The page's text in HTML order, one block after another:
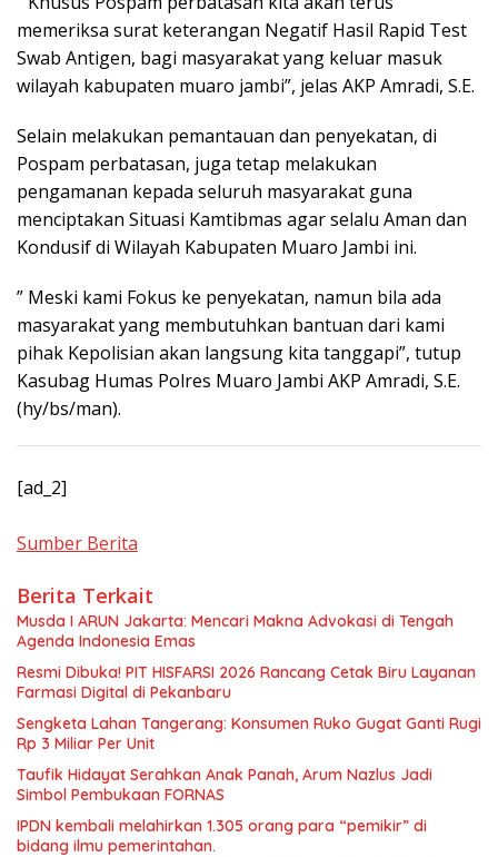
memeriksa surat keterangan Negatif Hasil Rapid Test
Swab Antigen, bagi masyarakat yang keluar masuk
wilayah kabupaten muaro jambi”, jelas AKP Amradi, S.E.
Selain melakukan pemantauan dan penyekatan, di
Pospam perbatasan, juga tetap melakukan
pengamanan kepada seluruh masyarakat guna
menciptakan Situasi Kamtibmas agar selalu Aman dan
Kondusif di Wilayah Kabupaten Muaro Jambi ini.
” Meski kami Fokus ke penyekatan, namun bila ada
masyarakat yang membutuhkan bantuan dari kami
pihak Kepolisian akan langsung kita tanggapi”, tutup
Kasubag Humas Polres Muaro Jambi AKP Amradi, S.E.
(hy/bs/man).
Reading
[ad_2]
Sumber Berita
Berita Terkait
Musda I ARUN Jakarta: Mencari Makna Advokasi di Tengah
Agenda Indonesia Emas
Resmi Dibuka! PIT HISFARSI 2026 Rancang Cetak Biru Layanan
Farmasi Digital di Pekanbaru
Sengketa Lahan Tangerang: Konsumen Ruko Gugat Ganti Rugi
Rp 3 Miliar Per Unit
Taufik Hidayat Serahkan Anak Panah, Arum Nazlus Jadi
Simbol Pembukaan FORNAS
IPDN kembali melahirkan 1.305 orang para “pemikir” di
bidang ilmu pemerintahan.